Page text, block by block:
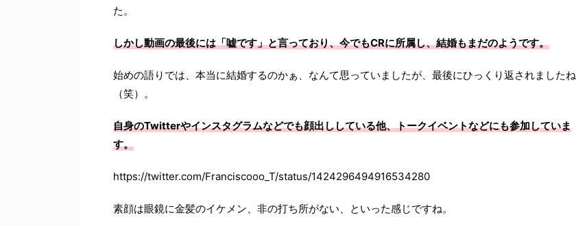
た。
しかし動画の最後には「嘘です」と言っており、今でもCRに所属し、結婚もまだのようです。
始めの語りでは、本当に結婚するのかぁ、なんて思っていましたが、最後にひっくり返されましたね
（笑）。
自身のTwitterやインスタグラムなどでも顔出ししている他、トークイベントなどにも参加していま
す。
https://twitter.com/Franciscooo_T/status/1424296494916534280
素顔は眼鏡に金髪のイケメン、非の打ち所がない、といった感じですね。